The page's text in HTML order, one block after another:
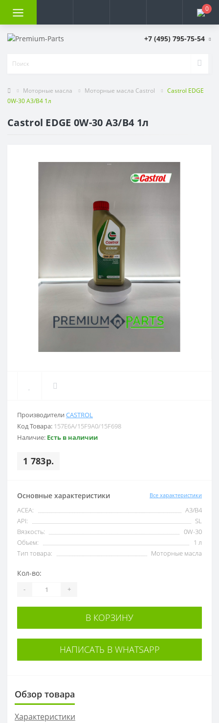
0
+7 (495) 795-75-54
Моторные масла Моторные масла Castrol
Castrol EDGE
0W-30 A3/B4 1л
Castrol EDGE 0W-30 A3/B4 1л
Производители CASTROL
Код Товара: 157E6A/15F9A0/15F698
Наличие: Есть в наличии
1 783р.
Основные характеристики Все характеристики
ACEA:
A3/B4
API:
SL
Вязкость:
0W-30
Объем:
1 л
Тип товара:
Моторные масла
Кол-во:
- +
В КОРЗИНУ
НАПИСАТЬ В WHATSAPP
Обзор товара
Характеристики